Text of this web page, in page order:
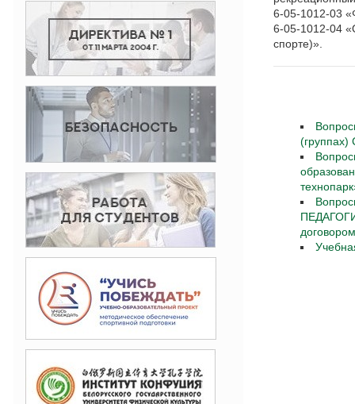
6-05-1012-03
6-05-1012-04
спорте)».